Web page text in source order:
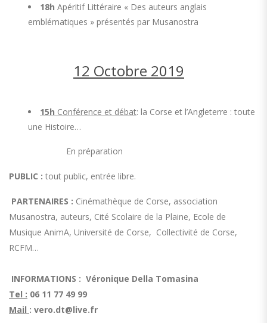
18h Apéritif Littéraire « Des auteurs anglais
emblématiques » présentés par Musanostra
12 Octobre 2019
15h Conférence et débat: la Corse et l’Angleterre : toute
une Histoire…
En préparation
PUBLIC : tout public, entrée libre.
PARTENAIRES : Cinémathèque de Corse, association
Musanostra, auteurs, Cité Scolaire de la Plaine, Ecole de
Musique AnimA, Université de Corse, Collectivité de Corse,
RCFM…
INFORMATIONS : Véronique Della Tomasina
Tel : 06 11 77 49 99
Mail : vero.dt@live.fr